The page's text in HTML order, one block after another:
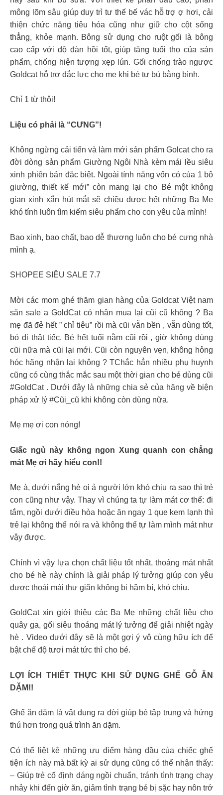
mông lõm sâu giúp duy trì tư thế bế vác hỗ trợ ợ hơi, cải
thiện chức năng tiêu hóa cũng như giữ cho cột sống
thẳng, khỏe mạnh. Bông sử dụng cho ruột gối là bông
cao cấp với độ đàn hồi tốt, giúp tăng tuổi thọ của sản
phẩm, chống hiện tượng xẹp lún. Gối chống trào ngược
Goldcat hỗ trợ đắc lực cho mẹ khi bé tự bú bằng bình.
Chỉ 1 từ thôi!
Liệu có phải là “CƯNG”!
Không ngừng cải tiến và làm mới sản phẩm Golcat cho ra
đời dòng sản phẩm Giường Ngôi Nhà kèm mái lều siêu
xinh phiên bản đặc biệt. Ngoài tính năng vốn có của 1 bộ
giường, thiết kế mới” còn mang lại cho Bé một không
gian xinh xắn hút mắt sẽ chiều được hết những Ba Mẹ
khó tính luôn tìm kiếm siêu phẩm cho con yêu của mình!
Bao xinh, bao chất, bao dễ thương luôn cho bé cưng nhà
mình ạ.
SHOPEE SIÊU SALE 7.7
Mời các mom ghé thăm gian hàng của Goldcat Việt nam
săn sale ạ GoldCat có nhận mua lại cũi cũ không ? Ba
mẹ đã đẻ hết ” chỉ tiêu” rồi mà cũi vẫn bền , vẫn dùng tốt,
bỏ đi thật tiếc. Bé hết tuổi nằm cũi rồi , giờ không dùng
cũi nữa mà cũi lại mới. Cũi còn nguyên vẹn, không hỏng
hóc hãng nhận lại không ? TChắc hẳn nhiều phụ huynh
cũng có cùng thắc mắc sau một thời gian cho bé dùng cũi
#GoldCat . Dưới đây là những chia sẻ của hãng về biện
pháp xử lý #Cũi_cũ khi không còn dùng nữa.
Mẹ mẹ ơi con nóng!
Giấc ngủ này không ngon Xung quanh con chẳng
mát Mẹ ơi hãy hiểu con!!
Mẹ à, dưới nắng hè oi ả người lớn khó chịu ra sao thì trẻ
con cũng như vậy. Thay vì chúng ta tự làm mát cơ thể: đi
tắm, ngồi dưới điều hòa hoặc ăn ngay 1 que kem lạnh thì
trẻ lại không thể nói ra và không thể tự làm mình mát như
vậy được.
Chính vì vậy lựa chọn chất liệu tốt nhất, thoáng mát nhất
cho bé hè này chính là giải pháp lý tưởng giúp con yêu
được thoải mái thư giãn không bị hầm bí, khó chịu.
GoldCat xin giới thiệu các Ba Mẹ những chất liệu cho
quây ga, gối siêu thoáng mát lý tưởng để giải nhiệt ngày
hè . Video dưới đây sẽ là một gợi ý vô cùng hữu ích để
bật chế độ tươi mát tức thì cho bé.
LỢI ÍCH THIẾT THỰC KHI SỬ DỤNG GHẾ GỖ ĂN
DẶM!!
Ghế ăn dặm là vật dụng ra đời giúp bé tập trung và hứng
thú hơn trong quá trình ăn dặm.
Có thể liệt kê những ưu điểm hàng đầu của chiếc ghế
tiện ích này mà bất kỳ ai sử dụng cũng có thể nhận thấy:
– Giúp trẻ cố định dáng ngồi chuẩn, tránh tình trạng chạy
nhảy khi đến giờ ăn, giảm tình trạng bé bị sặc hay nôn trớ